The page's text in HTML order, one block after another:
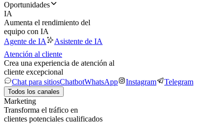
Oportunidades
IA
Aumenta el rendimiento del
equipo con IA
Agente de IA
Asistente de IA
Atención al cliente
Crea una experiencia de atención al
cliente excepcional
Chat para sitiosChatbotWhatsApp Instagram Telegram
Todos los canales
Marketing
Transforma el tráfico en
clientes potenciales cualificados